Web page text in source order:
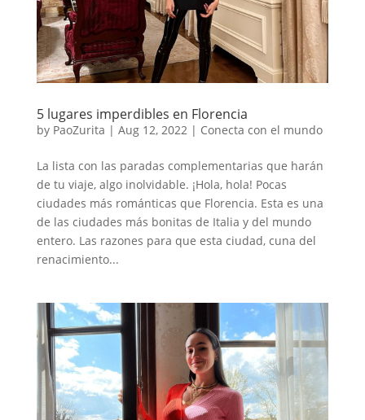
5 lugares imperdibles en Florencia
by PaoZurita | Aug 12, 2022| Conecta con el mundo
La lista con las paradas complementarias que harán
de tu viaje, algo inolvidable. ¡Hola, hola! Pocas
ciudades más románticas que Florencia. Esta es una
de las ciudades más bonitas de Italia y del mundo
entero. Las razones para que esta ciudad, cuna del
renacimiento...